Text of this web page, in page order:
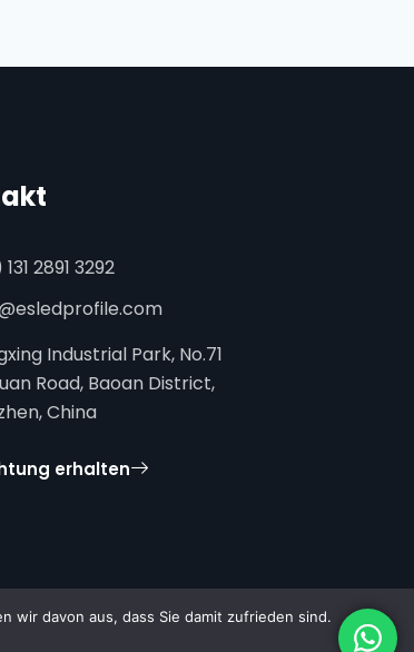
2891 3292
Industrial Park, No.71
Road, Baoan District,
China
erhalten
wir davon aus, dass Sie damit zufrieden sind.